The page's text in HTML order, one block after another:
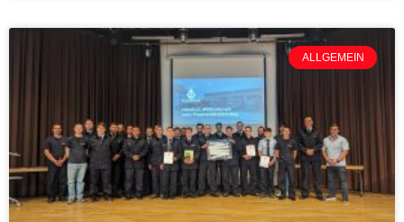
ALLGEMEIN